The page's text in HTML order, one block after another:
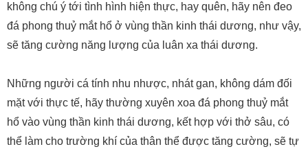
không chú ý tới tình hình hiện thực, hay quên, hãy nên đeo
đá phong thuỷ mắt hổ ở vùng thần kinh thái dương, như vậy,
sẽ tăng cường năng lượng của luân xa thái dương.
Những người cá tính nhu nhược, nhát gan, không dám đối
mặt với thực tế, hãy thường xuyên xoa đá phong thuỷ mắt
hổ vào vùng thần kinh thái dương, kết hợp với thở sâu, có
thể làm cho trường khí của thân thể được tăng cường, sẽ tự